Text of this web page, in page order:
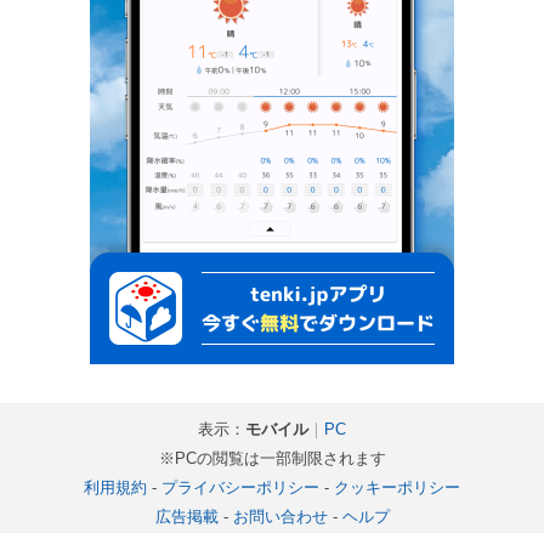
表示： モバイル｜ PC
※PCの閲覧は一部制限されます
利用規約 - プライバシーポリシー - クッキーポリシー
広告掲載- お問い合わせ- ヘルプ